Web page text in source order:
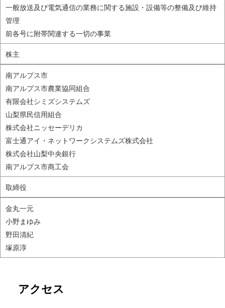
一般放送及び電気通信の業務に関する施設・設備等の整備及び維持
管理
前各号に附帯関連する一切の事業
株主
南アルプス市
南アルプス市農業協同組合
有限会社シミズシステムズ
山梨県民信用組合
株式会社ニッセーデリカ
富士通アイ・ネットワークシステムズ株式会社
株式会社山梨中央銀行
南アルプス市商工会
取締役
金丸一元
小野まゆみ
野田清紀
塚原淳
アクセス